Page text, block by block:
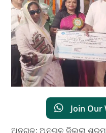
Join Our
ଅନୁଗୁଳ: ଅନୁଗୁଳ ଜିଲ୍ଲା ଶ୍ରମ